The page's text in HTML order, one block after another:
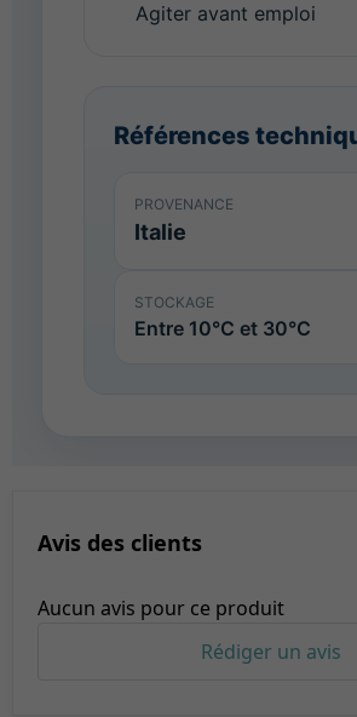
Agiter avant emploi
Références
PROVENANCE
Italie
STOCKAGE
Entre 10°C et 30°C
Avis des clients
Aucun avis pour ce produit
Rédiger un avis